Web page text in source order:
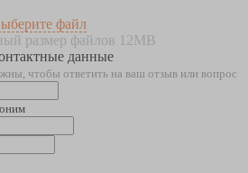
файл
размер файлов 12MB
данные
чтобы ответить на ваш отзыв или вопрос